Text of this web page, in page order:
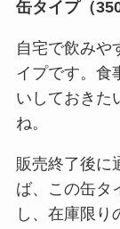
缶タイプ（
自宅で飲みや
イプです。食
いしておきた
ね。
販売終了後に
ば、この缶タ
し、在庫限り